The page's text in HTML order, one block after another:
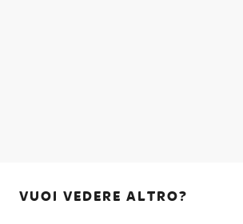
VUOI VEDERE ALTRO?